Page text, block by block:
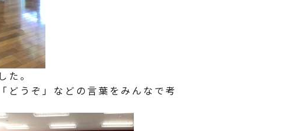
。
どうぞ」などの言葉をみんなで考